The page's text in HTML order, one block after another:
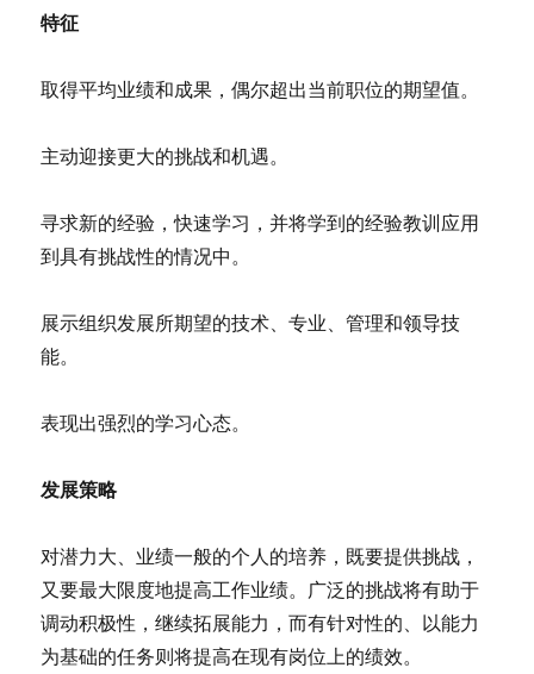
特征
取得平均业绩和成果，偶尔超出当前职位的期望值。
主动迎接更大的挑战和机遇。
寻求新的经验，快速学习，并将学到的经验教训应用
到具有挑战性的情况中。
展示组织发展所期望的技术、专业、管理和领导技
能。
表现出强烈的学习心态。
发展策略
对潜力大、业绩一般的个人的培养，既要提供挑战，
又要最大限度地提高工作业绩。广泛的挑战将有助于
调动积极性，继续拓展能力，而有针对性的、以能力
为基础的任务则将提高在现有岗位上的绩效。